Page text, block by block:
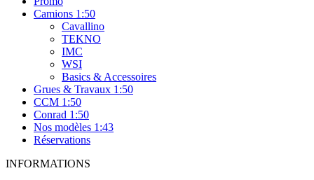
Camions 1:50
Cavallino
TEKNO
IMC
WSI
Basics & Accessoires
Grues & Travaux 1:50
CCM 1:50
Conrad 1:50
Nos modèles 1:43
Réservations
INFORMATIONS